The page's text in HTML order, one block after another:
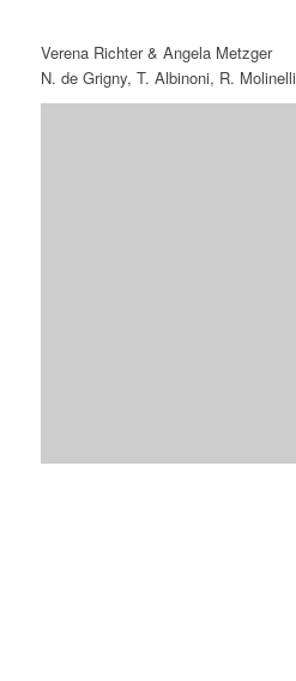
Verena Richter & Angela Metzger
N. de Grigny, T. Albinoni, R. Molinelli